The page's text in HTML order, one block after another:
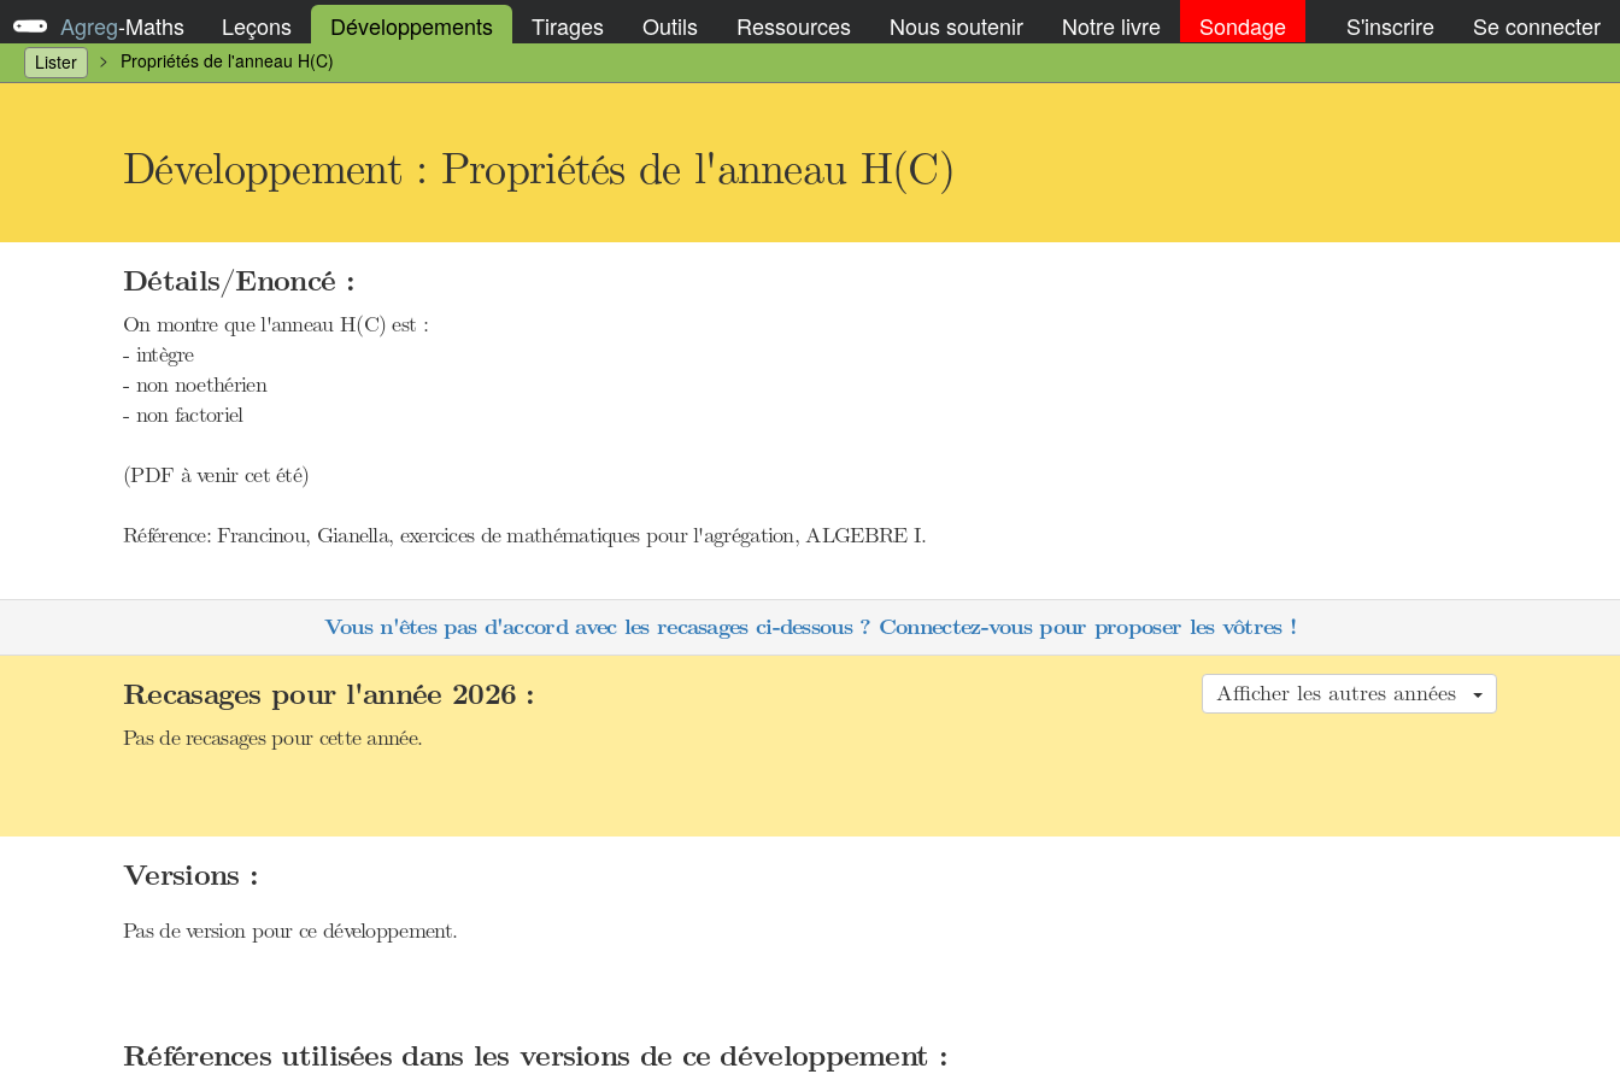
Agreg-Maths Leçons Développements Tirages Outils Ressources Nous soutenir Notre livre Sondage S'inscrire Se connecter
Lister Propriétés de l'anneau H(C)
Développement : Propriétés de l'anneau H(C)
Détails/Enoncé :
On montre que l'anneau H(C) est :
- intègre
- non noethérien
- non factoriel
(PDF à venir cet été)
Référence: Francinou, Gianella, exercices de mathématiques pour l'agrégation, ALGEBRE I.
Vous n'êtes pas d'accord avec les recasages ci-dessous ? Connectez-vous pour proposer les vôtres !
Afficher les autres années
Recasages pour l'année 2026 :
Pas de recasages pour cette année.
Versions :
Pas de version pour ce développement.
Références utilisées dans les versions de ce développement :